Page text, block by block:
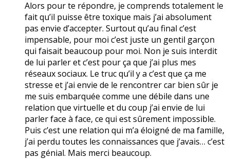
Alors pour te répondre, je comprends totalement le
fait qu’il puisse être toxique mais j’ai absolument
pas envie d’accepter. Surtout qu’au final c’est
impensable, pour moi c’est juste un gentil garçon
qui faisait beaucoup pour moi. Non je suis interdit
de lui parler et c’est pour ça que j’ai plus mes
réseaux sociaux. Le truc qu’il y a c’est que ça me
stresse et j’ai envie de le rencontrer car bien sûr je
me suis embarquée comme une débile dans une
relation que virtuelle et du coup j’ai envie de lui
parler face à face, ce qui est sûrement impossible.
Puis c’est une relation qui m’a éloigné de ma famille,
j’ai perdu toutes les connaissances que j’avais… c’est
pas génial. Mais merci beaucoup.